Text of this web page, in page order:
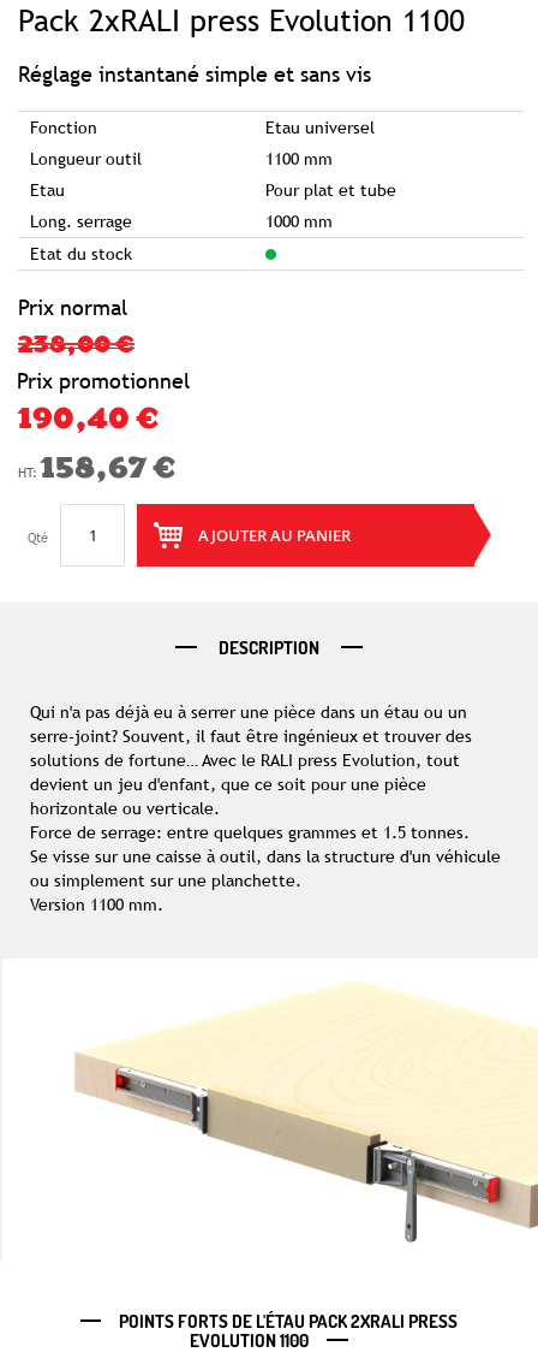
Pack 2xRALI press Evolution 1100
Réglage instantané simple et sans vis
Fonction
Etau universel
Longueur outil
1100 mm
Etau
Pour plat et tube
Long. serrage
1000 mm
Etat du stock
Prix normal
238,00 €
Prix promotionnel
190,40 €
158,67 €
Qté AJOUTER AU PANIER
beginning
images
gallery
DESCRIPTION
Qui n'a pas déjà eu à serrer une pièce dans un étau ou un
serre-joint? Souvent, il faut être ingénieux et trouver des
solutions de fortune… Avec le RALI press Evolution, tout
devient un jeu d'enfant, que ce soit pour une pièce
horizontale ou verticale.
Force de serrage: entre quelques grammes et 1.5 tonnes.
Se visse sur une caisse à outil, dans la structure d'un véhicule
ou simplement sur une planchette.
Version 1100 mm.
POINTS FORTS DE L'ÉTAU PACK 2XRALI PRESS
EVOLUTION 1100